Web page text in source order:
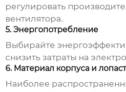
регулировать
вентилятора.
5. Энергопотребление
Выбирайте
снизить затраты на
6. Материал корпуса и
Наиболее